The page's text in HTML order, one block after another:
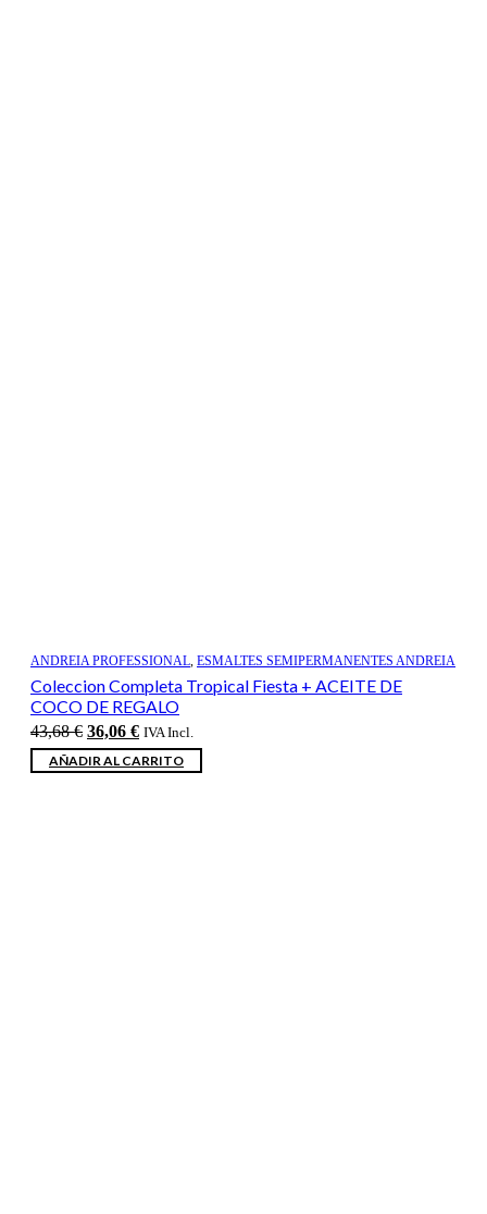
ANDREIA PROFESSIONAL, ESMALTES SEMIPERMANENTES ANDREIA
Coleccion Completa Tropical Fiesta + ACEITE DE
COCO DE REGALO
43,68€ El
precio
original
36,06 €El
precio
actual
IVA Incl.
AÑADIR AL CARRITO